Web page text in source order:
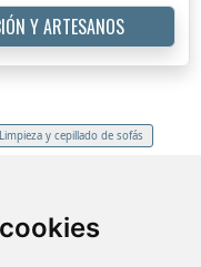
Y ARTESANOS
Limpieza y cepillado de sofás